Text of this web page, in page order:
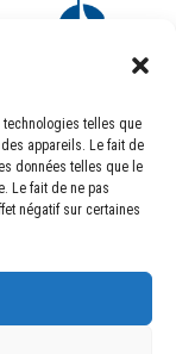
technologies telles que
appareils. Le fait de
données telles que le
Le fait de ne pas
négatif sur certaines